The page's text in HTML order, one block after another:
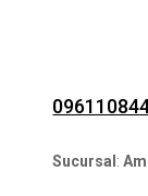
Sucursal :